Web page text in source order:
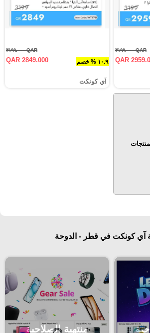
QAR ٣١٩٩.٠٠٠
QAR ١٠.٩ % خصم
QAR ٣١٩٩.٠٠٠
QAR 2849.000
آي كونكت
آي كونكت في قطر - الدوحة
منتهية الصلاحية